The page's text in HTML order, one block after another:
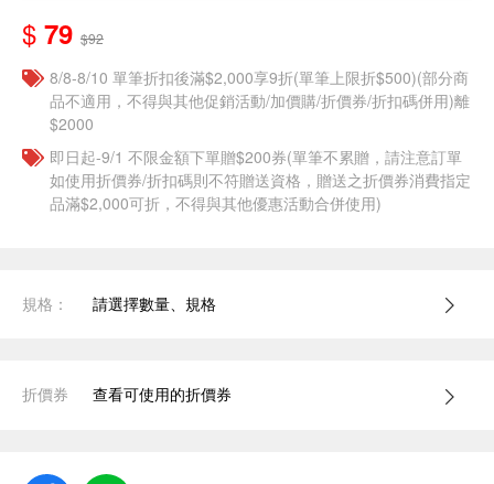
$ 79 $92
8/8-8/10 單筆折扣後滿$2,000享9折(單筆上限折$500)(部分商
品不適用，不得與其他促銷活動/加價購/折價券/折扣碼併用)離
$2000
即日起-9/1 不限金額下單贈$200券(單筆不累贈，請注意訂單
如使用折價券/折扣碼則不符贈送資格，贈送之折價券消費指定
品滿$2,000可折，不得與其他優惠活動合併使用)
規格： 請選擇數量、規格
折價券 查看可使用的折價券